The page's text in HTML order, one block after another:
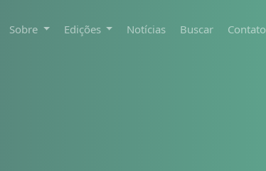
Sobre Edições Notícias Buscar Contato